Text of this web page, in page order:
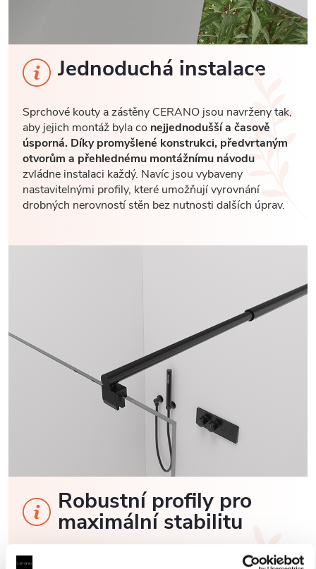
Jednoduchá instalace
Sprchové kouty a zástěny CERANO jsou navrženy tak,
aby jejich montáž byla co nejjednodušší a časově
úsporná. Díky promyšlené konstrukci, předvrtaným
otvorům a přehlednému montážnímu návodu
zvládne instalaci každý. Navíc jsou vybaveny
nastavitelnými profily, které umožňují vyrovnání
drobných nerovností stěn bez nutnosti dalších úprav.
Robustní profily pro
maximální stabilitu
Sprchové kouty a zástěny CERANO jsou vybaveny